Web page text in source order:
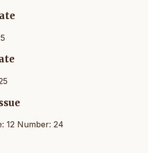
12 Number: 24